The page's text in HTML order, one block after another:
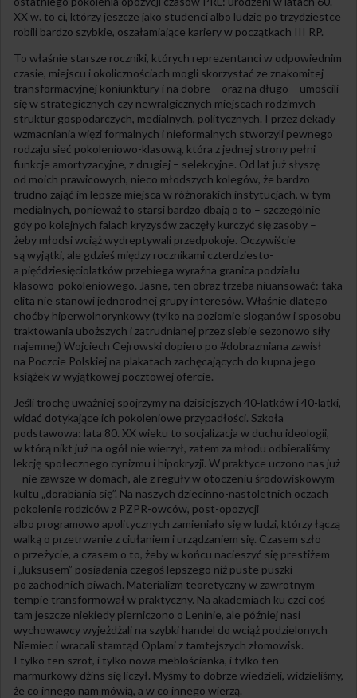
XX w. to ci, którzy jeszcze jako studenci albo ludzie po trzydziestce
robili bardzo szybkie, oszałamiające kariery w początkach III RP.
To właśnie starsze roczniki, których reprezentanci w odpowiednim
czasie, miejscu i okolicznościach mogli skorzystać ze znakomitej
transformacyjnej koniunktury i na dobre – oraz na długo – umościli
się w strategicznych czy newralgicznych miejscach rodzimych
struktur gospodarczych, medialnych, politycznych. I przez dekady
wzmacniania więzi formalnych i nieformalnych stworzyli pewnego
rodzaju sieć pokoleniowo-klasową, która z jednej strony pełni
funkcje amortyzacyjne, z drugiej – selekcyjne. Od lat już słyszę
od moich prawicowych, nieco młodszych kolegów, że bardzo
trudno zająć im lepsze miejsca w różnorakich instytucjach, w tym
medialnych, ponieważ to starsi bardzo dbają o to – szczególnie
gdy po kolejnych falach kryzysów zaczęły kurczyć się zasoby –
żeby młodsi wciąż wydreptywali przedpokoje. Oczywiście
są wyjątki, ale gdzieś między rocznikami czterdziesto-
a pięćdziesięciolatków przebiega wyraźna granica podziału
klasowo-pokoleniowego. Jasne, ten obraz trzeba niuansować: taka
elita nie stanowi jednorodnej grupy interesów. Właśnie dlatego
choćby hiperwolnorynkowy (tylko na poziomie sloganów i sposobu
traktowania uboższych i zatrudnianej przez siebie sezonowo siły
najemnej) Wojciech Cejrowski dopiero po #dobrazmiana zawisł
na Poczcie Polskiej na plakatach zachęcających do kupna jego
książek w wyjątkowej pocztowej ofercie.
Jeśli trochę uważniej spojrzymy na dzisiejszych 40-latków i 40-latki,
widać dotykające ich pokoleniowe przypadłości. Szkoła
podstawowa: lata 80. XX wieku to socjalizacja w duchu ideologii,
w którą nikt już na ogół nie wierzył, zatem za młodu odbieraliśmy
lekcję społecznego cynizmu i hipokryzji. W praktyce uczono nas już
– nie zawsze w domach, ale z reguły w otoczeniu środowiskowym –
kultu „dorabiania się”. Na naszych dziecinno-nastoletnich oczach
pokolenie rodziców z PZPR-owców, post-opozycji
albo programowo apolitycznych zamieniało się w ludzi, którzy łączą
walką o przetrwanie z ciułaniem i urządzaniem się. Czasem szło
o przeżycie, a czasem o to, żeby w końcu nacieszyć się prestiżem
i „luksusem” posiadania czegoś lepszego niż puste puszki
po zachodnich piwach. Materializm teoretyczny w zawrotnym
tempie transformował w praktyczny. Na akademiach ku czci coś
tam jeszcze niekiedy pierniczono o Leninie, ale później nasi
wychowawcy wyjeżdżali na szybki handel do wciąż podzielonych
Niemiec i wracali stamtąd Oplami z tamtejszych złomowisk.
I tylko ten szrot, i tylko nowa meblościanka, i tylko ten
marmurkowy dżins się liczył. Myśmy to dobrze wiedzieli, widzieliśmy,
że co innego nam mówią, a w co innego wierzą.